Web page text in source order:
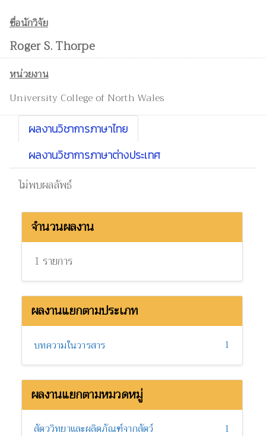
ชื่อนักวิจัย
Roger S. Thorpe
หน่วยงาน
University College of North Wales
ผลงานวิชาการภาษาไทย
ผลงานวิชาการภาษาต่างประเทศ
ไม่พบผลลัพธ์
จำนวนผลงาน
1 รายการ
ผลงานแยกตามประเภท
บทความในวารสาร 1
ผลงานแยกตามหมวดหมู่
สัตววิทยาและผลิตภัณฑ์จากสัตว์ 1